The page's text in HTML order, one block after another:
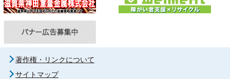
著作権・リンクについて
サイトマップ